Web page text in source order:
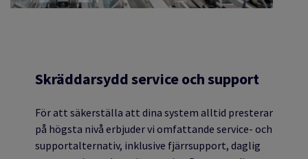
Skräddarsydd service och support
För att säkerställa att dina system alltid presterar
på högsta nivå erbjuder vi omfattande service- och
supportalternativ, inklusive fjärrsupport, daglig